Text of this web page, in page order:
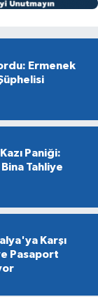
Ermenek
Paniği:
Tahliye
Karşı
Pasaport